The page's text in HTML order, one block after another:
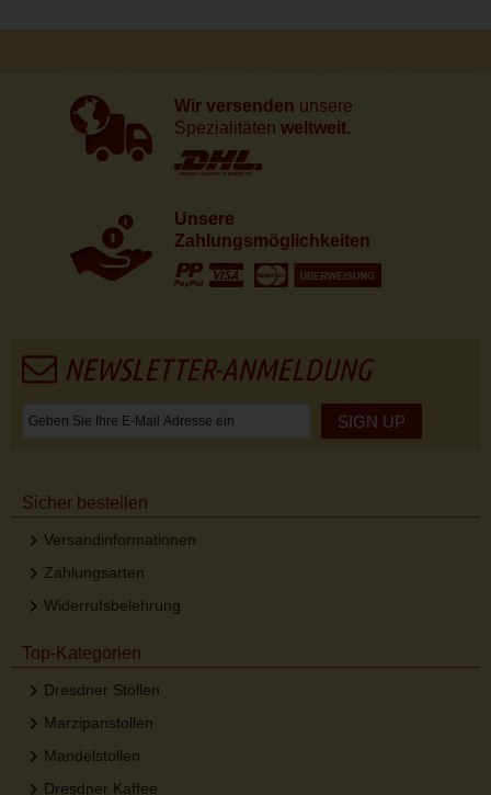
Wir versenden unsere
Spezialitäten weltweit.
Unsere
Zahlungsmöglichkeiten
NEWSLETTER-ANMELDUNG
SIGN UP
Sicher bestellen
Versandinformationen
Zahlungsarten
Widerrufsbelehrung
Top-Kategorien
Dresdner Stollen
Marzipanstollen
Mandelstollen
Dresdner Kaffee